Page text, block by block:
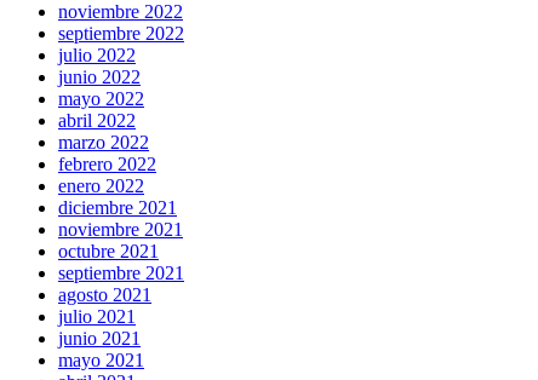
noviembre 2022
septiembre 2022
julio 2022
junio 2022
mayo 2022
abril 2022
marzo 2022
febrero 2022
enero 2022
diciembre 2021
noviembre 2021
octubre 2021
septiembre 2021
agosto 2021
julio 2021
junio 2021
mayo 2021